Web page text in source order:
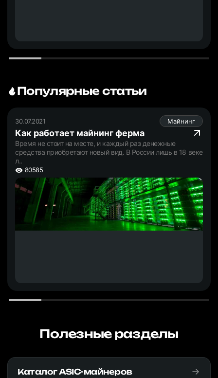
Популярные статьи
30.07.2021 Майнинг
Как работает майнинг ферма
Время не стоит на месте, и каждый раз денежные
средства приобретают новый вид. В России лишь в 18 веке
л..
80585
Полезные разделы
Каталог ASIC-майнеров